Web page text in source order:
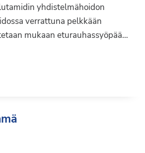
yhdistelmähoidon
verrattuna pelkkään
mukaan eturauhassyöpää…